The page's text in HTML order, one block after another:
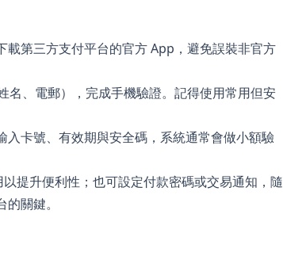
第三方支付平台的官方 App，避免誤裝非官方
、電郵），完成手機驗證。記得使用常用但安
卡號、有效期與安全碼，系統通常會做小額驗
提升便利性；也可設定付款密碼或交易通知，隨
關鍵。